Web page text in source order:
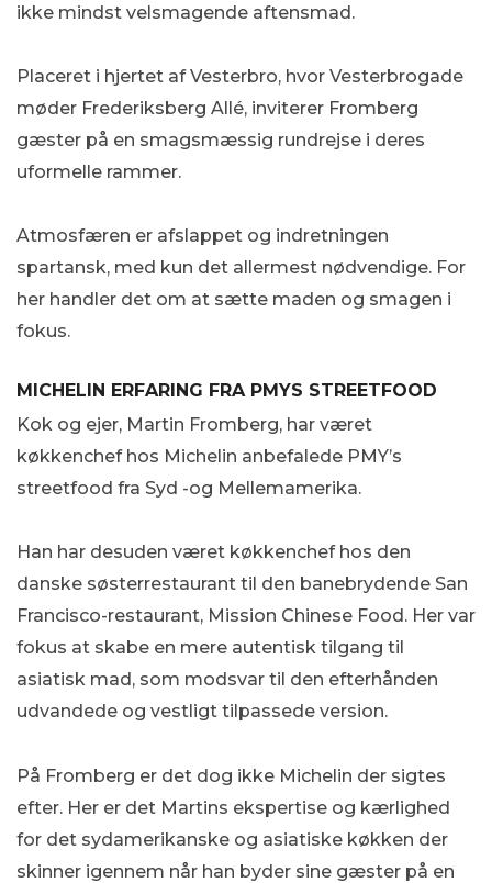
ikke mindst velsmagende aftensmad.
Placeret i hjertet af Vesterbro, hvor Vesterbrogade
møder Frederiksberg Allé, inviterer Fromberg
gæster på en smagsmæssig rundrejse i deres
uformelle rammer.
Atmosfæren er afslappet og indretningen
spartansk, med kun det allermest nødvendige. For
her handler det om at sætte maden og smagen i
fokus.
MICHELIN ERFARING FRA PMYS STREETFOOD
Kok og ejer, Martin Fromberg, har været
køkkenchef hos Michelin anbefalede PMY’s
streetfood fra Syd -og Mellemamerika.
Han har desuden været køkkenchef hos den
danske søsterrestaurant til den banebrydende San
Francisco-restaurant, Mission Chinese Food. Her var
fokus at skabe en mere autentisk tilgang til
asiatisk mad, som modsvar til den efterhånden
udvandede og vestligt tilpassede version.
På Fromberg er det dog ikke Michelin der sigtes
efter. Her er det Martins ekspertise og kærlighed
for det sydamerikanske og asiatiske køkken der
skinner igennem når han byder sine gæster på en